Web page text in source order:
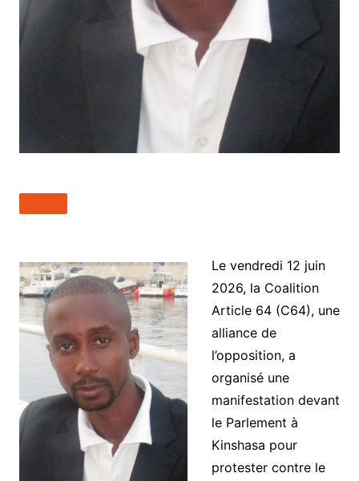
Le vendredi 12 juin
2026, la Coalition
Article 64 (C64), une
alliance de
l’opposition, a
organisé une
manifestation devant
le Parlement à
Kinshasa pour
protester contre le